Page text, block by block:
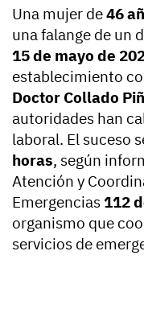
Una mujer de46
una falange de un
15 de mayo de
establecimiento
Doctor Collado
autoridades han
laboral. El suceso
horas, según
Atención y
Emergencias 112
organismo que
servicios de